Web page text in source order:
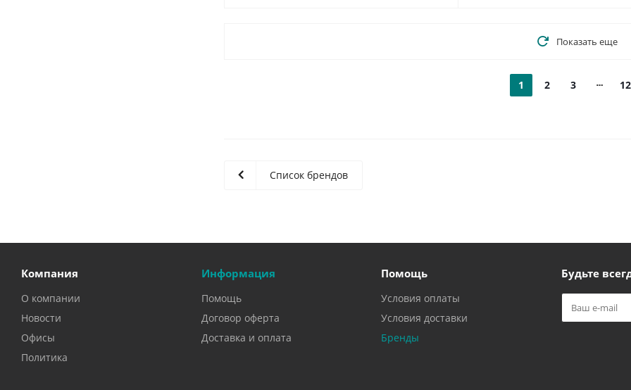
Показать еще
1 2 3 12
Список брендов
Компания
О компании
Новости
Офисы
Политика
Информация
Помощь
Договор оферта
Доставка и оплата
Помощь
Условия оплаты
Условия доставки
Бренды
Будьте